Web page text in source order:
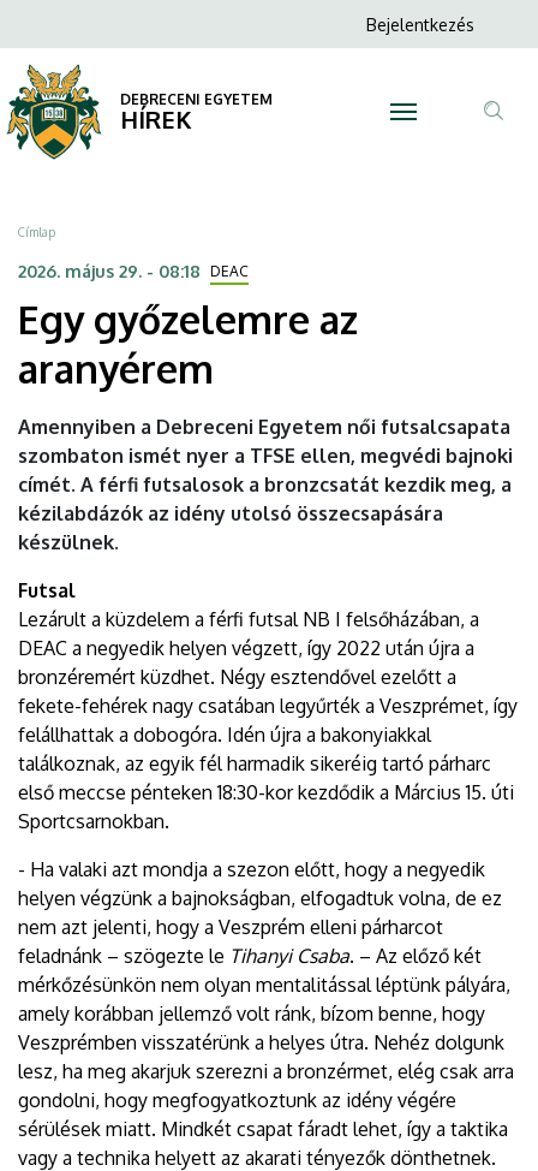
győzelemre
az
aranyérem
DEBRECENI
EGYETEM
a
tartalomra
Anonim
menüje
Bejelentkezés
DEBRECENI EGYETEM
HÍREK
Morzsa
Címlap
2026. május 29. - 08:18 DEAC
Egy győzelemre az
aranyérem
Amennyiben a Debreceni Egyetem női futsalcsapata
szombaton ismét nyer a TFSE ellen, megvédi bajnoki
címét. A férfi futsalosok a bronzcsatát kezdik meg, a
kézilabdázók az idény utolsó összecsapására
készülnek.
Futsal
Lezárult a küzdelem a férfi futsal NB I felsőházában, a
DEAC a negyedik helyen végzett, így 2022 után újra a
bronzéremért küzdhet. Négy esztendővel ezelőtt a
fekete-fehérek nagy csatában legyűrték a Veszprémet, így
felállhattak a dobogóra. Idén újra a bakonyiakkal
találkoznak, az egyik fél harmadik sikeréig tartó párharc
első meccse pénteken 18:30-kor kezdődik a Március 15. úti
Sportcsarnokban.
- Ha valaki azt mondja a szezon előtt, hogy a negyedik
helyen végzünk a bajnokságban, elfogadtuk volna, de ez
nem azt jelenti, hogy a Veszprém elleni párharcot
feladnánk – szögezte le Tihanyi Csaba. – Az előző két
mérkőzésünkön nem olyan mentalitással léptünk pályára,
amely korábban jellemző volt ránk, bízom benne, hogy
Veszprémben visszatérünk a helyes útra. Nehéz dolgunk
lesz, ha meg akarjuk szerezni a bronzérmet, elég csak arra
gondolni, hogy megfogyatkoztunk az idény végére
sérülések miatt. Mindkét csapat fáradt lehet, így a taktika
vagy a technika helyett az akarati tényezők dönthetnek.